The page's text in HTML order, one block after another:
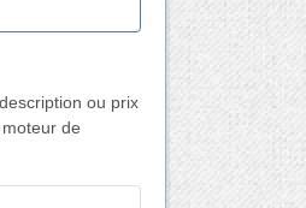
ou prix
de